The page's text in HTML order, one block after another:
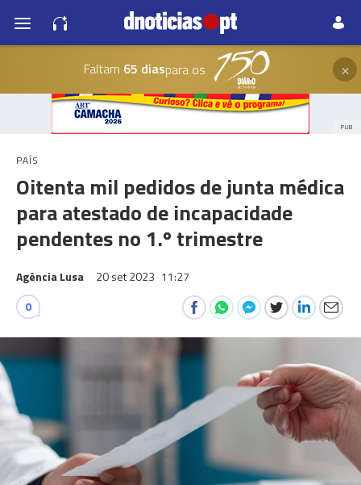
Faltam 65 diaspara os ×
PUB
PAÍS
Oitenta mil pedidos de junta médica
para atestado de incapacidade
pendentes no 1.º trimestre
Agência Lusa 20 set 2023 11:27
0